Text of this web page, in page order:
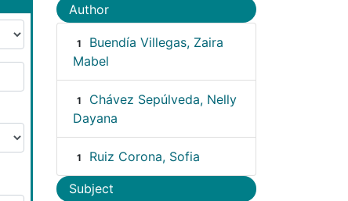
Author
1
Buendía Villegas, Zaira
Mabel
1
Chávez Sepúlveda, Nelly
Dayana
1 Ruiz Corona, Sofia
Subject